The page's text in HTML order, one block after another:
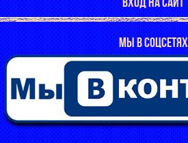
МЫ В СОЦСЕТЯХ